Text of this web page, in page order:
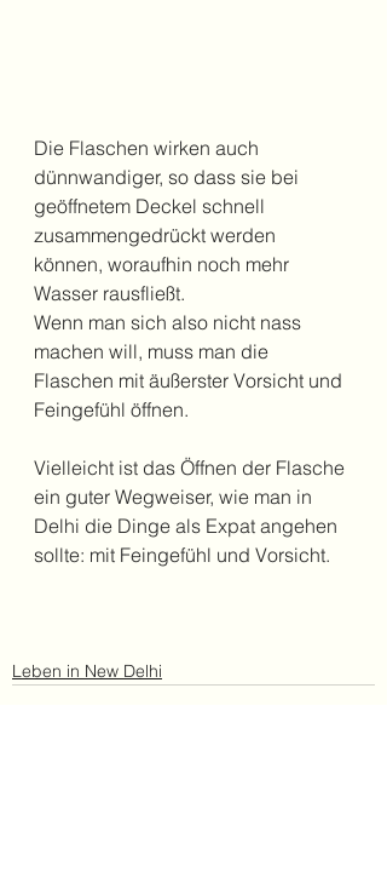
Die Flaschen wirken auch
dünnwandiger, so dass sie bei
geöffnetem Deckel schnell
zusammengedrückt werden
können, woraufhin noch mehr
Wasser rausfließt.
Wenn man sich also nicht nass
machen will, muss man die
Flaschen mit äußerster Vorsicht und
Feingefühl öffnen.
Vielleicht ist das Öffnen der Flasche
ein guter Wegweiser, wie man in
Delhi die Dinge als Expat angehen
sollte: mit Feingefühl und Vorsicht.
Leben in New Delhi